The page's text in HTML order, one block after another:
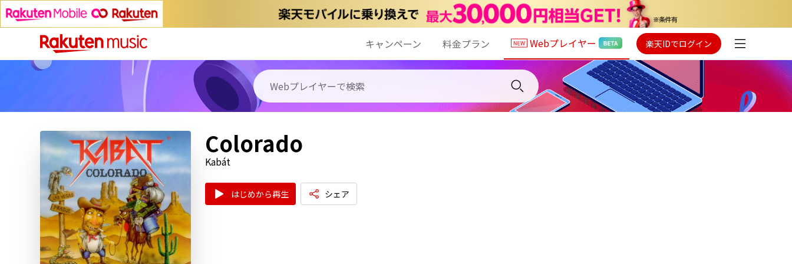
キャンペーン 料金プラン Webプレイヤー 楽天IDでログイン
Colorado
Kabát
はじめから再生 シェア